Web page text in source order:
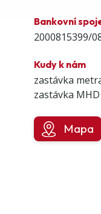
Bankovní
2000815399/
Kudy k nám
zastávka
zastávka
Mapa